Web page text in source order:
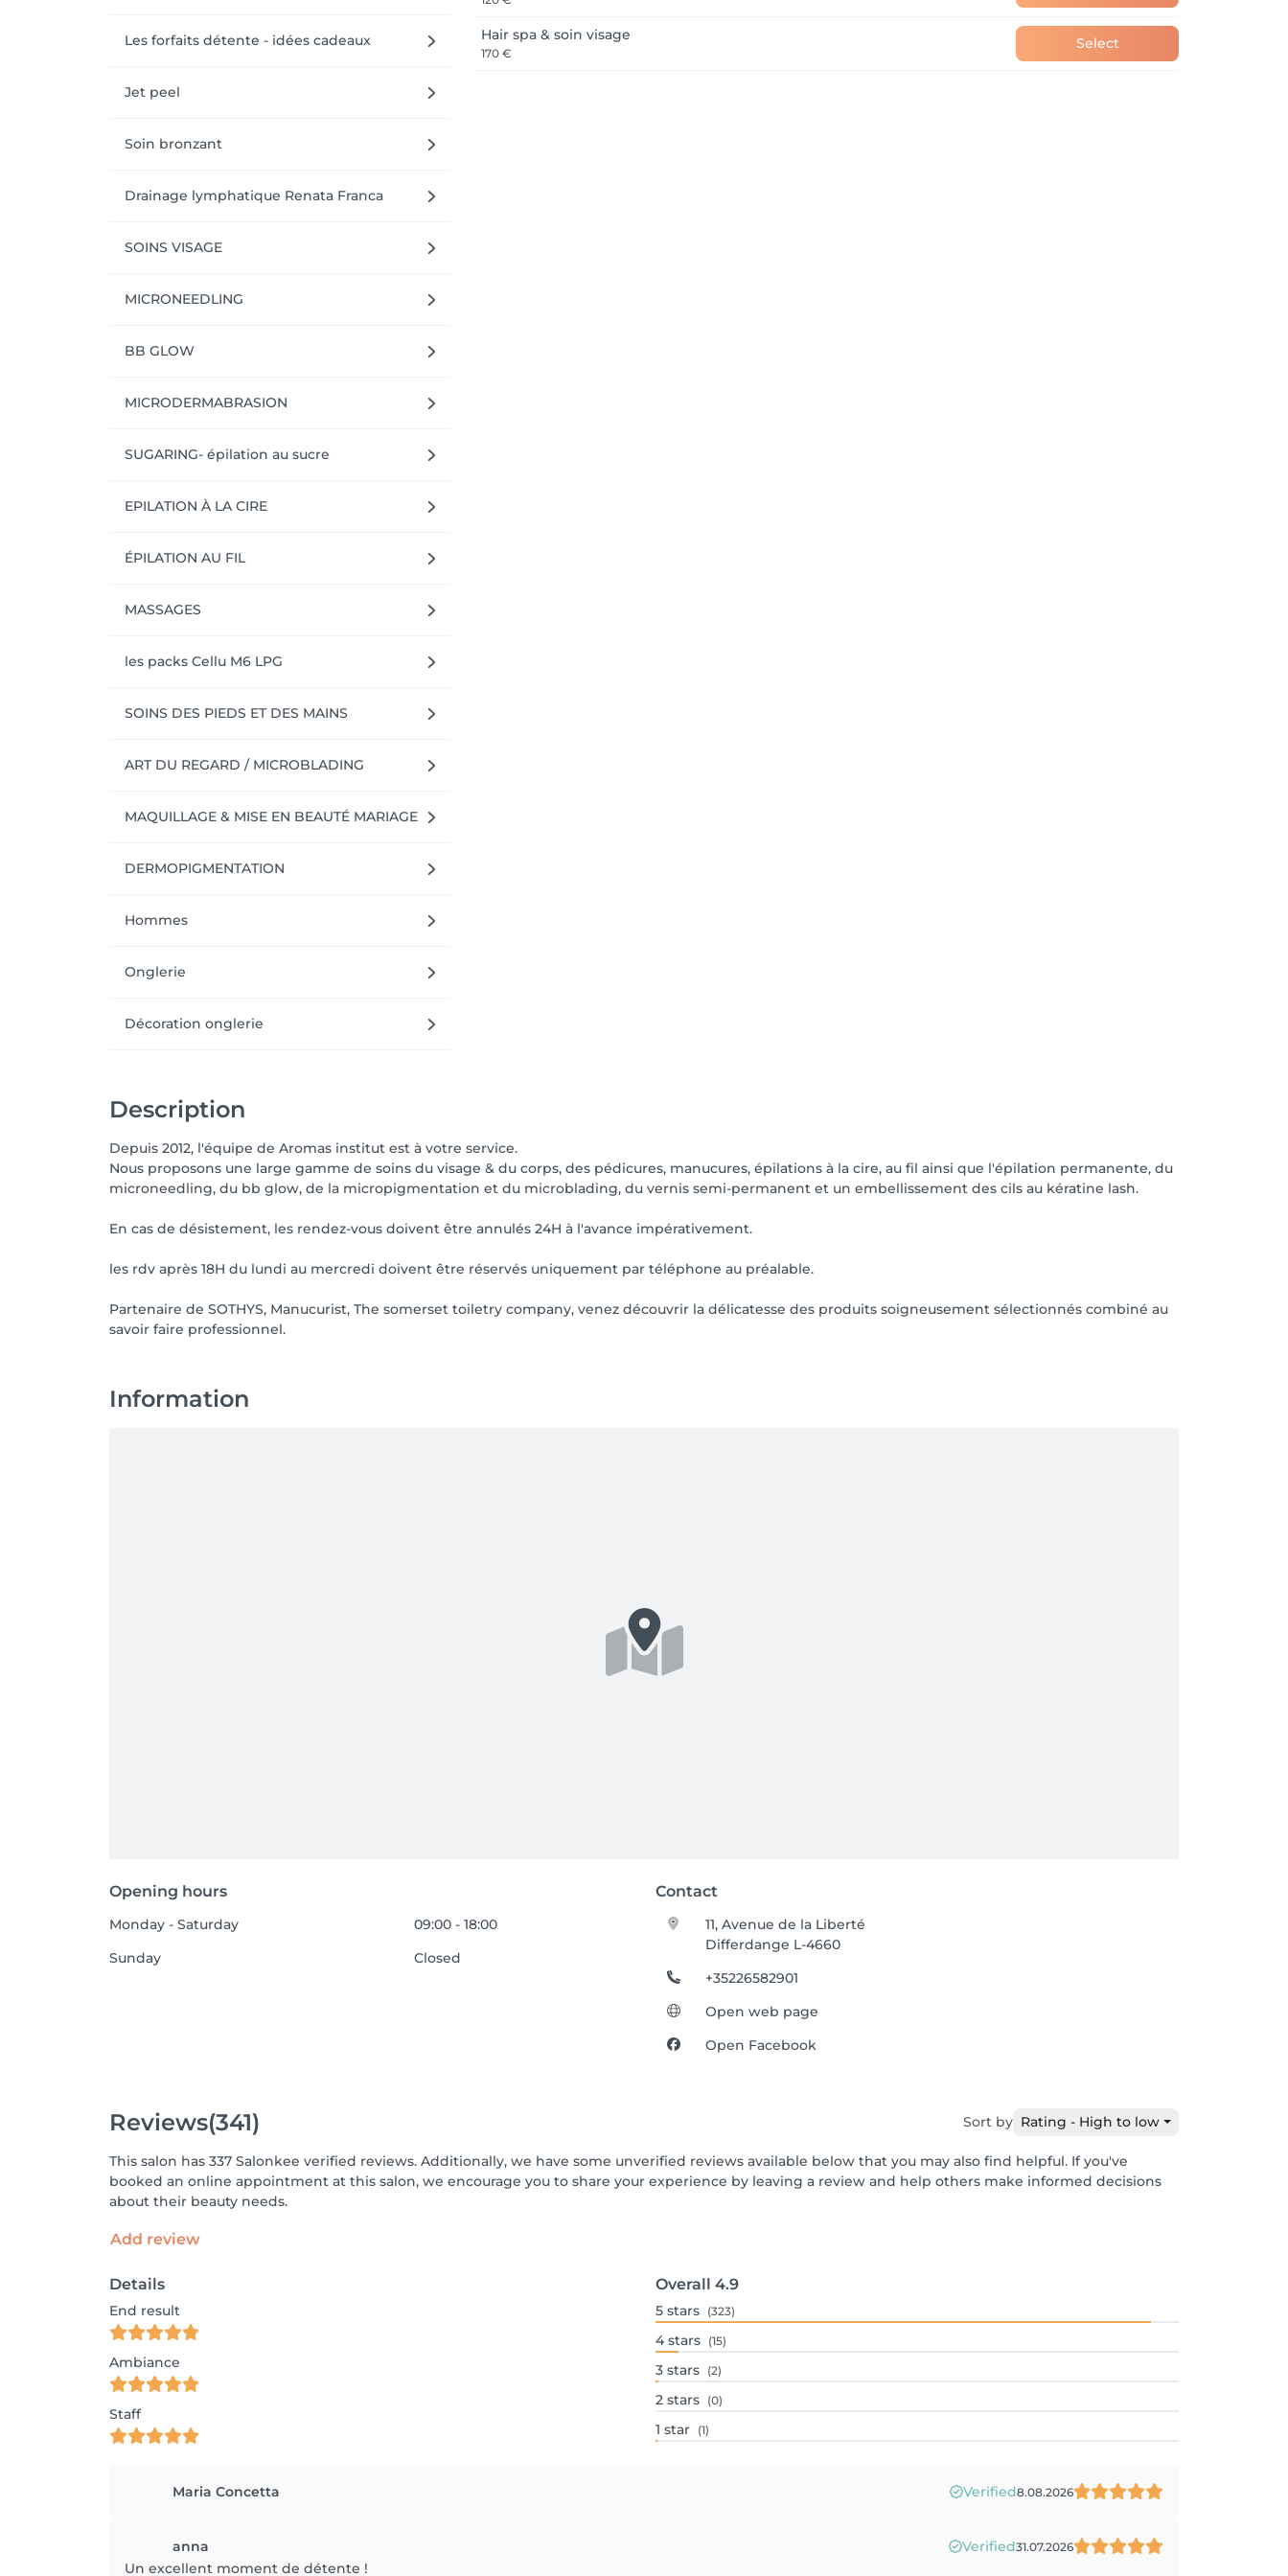
Les forfaits détente - idées cadeaux
Jet peel
Soin bronzant
Drainage lymphatique Renata Franca
SOINS VISAGE
MICRONEEDLING
BB GLOW
MICRODERMABRASION
SUGARING- épilation au sucre
EPILATION À LA CIRE
ÉPILATION AU FIL
MASSAGES
les packs Cellu M6 LPG
SOINS DES PIEDS ET DES MAINS
ART DU REGARD / MICROBLADING
MAQUILLAGE & MISE EN BEAUTÉ MARIAGE
DERMOPIGMENTATION
Hommes
Onglerie
Décoration onglerie
Hair spa & soin visage
170 €
Select
Description
Depuis 2012, l'équipe de Aromas institut est à votre service.
Nous proposons une large gamme de soins du visage & du corps, des pédicures, manucures, épilations à la cire, au fil ainsi que l'épilation permanente, du
microneedling, du bb glow, de la micropigmentation et du microblading, du vernis semi-permanent et un embellissement des cils au kératine lash.
En cas de désistement, les rendez-vous doivent être annulés 24H à l'avance impérativement.
les rdv après 18H du lundi au mercredi doivent être réservés uniquement par téléphone au préalable.
Partenaire de SOTHYS, Manucurist, The somerset toiletry company, venez découvrir la délicatesse des produits soigneusement sélectionnés combiné au
savoir faire professionnel.
Information
Opening hours Contact
Monday - Saturday
09:00 - 18:00
Sunday
Closed
11, Avenue de la Liberté
Differdange L-4660
+35226582901
Open web page
Open Facebook
Reviews(341) Sort by Rating - High to low
This salon has 337 Salonkee verified reviews. Additionally, we have some unverified reviews available below that you may also find helpful. If you've
booked an online appointment at this salon, we encourage you to share your experience by leaving a review and help others make informed decisions
about their beauty needs.
Add review
Details
End result
Ambiance
Staff
Overall 4.9
5 stars (323)
4 stars (15)
3 stars (2)
2 stars (0)
1 star (1)
Maria Concetta Verified8.08.2026
anna Verified31.07.2026
Un excellent moment de détente !